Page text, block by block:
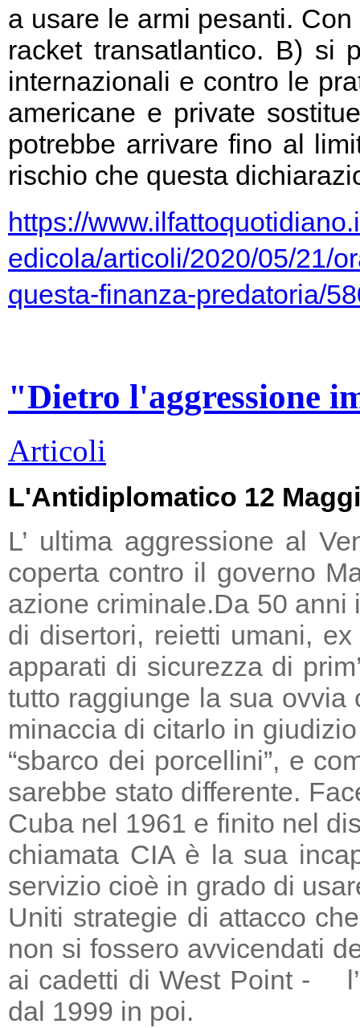
a usare le armi pesanti.
racket transatlantico. B) si
internazionali e contro le
americane e private
potrebbe arrivare fino al
rischio che questa
https://
edicola/articoli/2020/05/21/
questa-finanza-predatoria/
"Dietro l'aggressione
Articoli
L'Antidiplomatico 12
L’ ultima aggressione al
coperta contro il governo
azione criminale.Da 50 anni
di disertori, reietti umani,
apparati di sicurezza di
tutto raggiunge la sua
minaccia di citarlo in
“sbarco dei porcellini”, e
sarebbe stato differente.
Cuba nel 1961 e finito nel
chiamata CIA è la sua
servizio cioè in grado di
Uniti strategie di attacco
non si fossero avvicendati
ai cadetti di West Point - l’
dal 1999 in poi.